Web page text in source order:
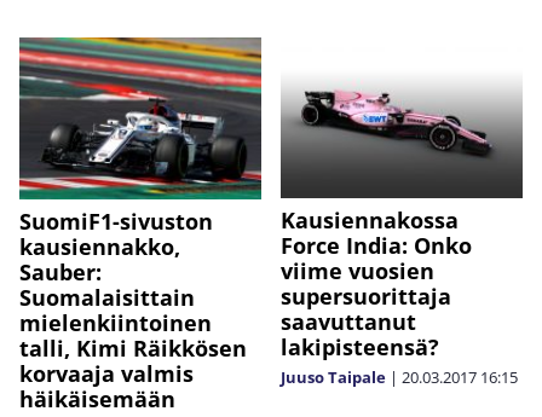
SuomiF1-sivuston
kausiennakko,
Sauber:
Suomalaisittain
mielenkiintoinen
talli, Kimi Räikkösen
korvaaja valmis
häikäisemään
Kausiennakossa
Force India: Onko
viime vuosien
supersuorittaja
saavuttanut
lakipisteensä?
Juuso Taipale | 20.03.2017 16:15